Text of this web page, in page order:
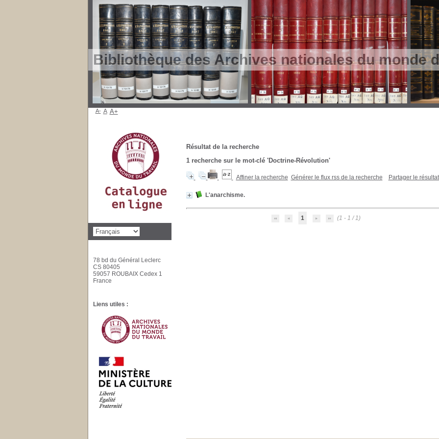
Bibliothèque des Archives nationales du monde
Résultat de la recherche
1recherche sur le mot-clé 'Doctrine-Révolution'
Affiner la recherche Générer le flux rss de la recherche Partager le
L'anarchisme.
1 (1 - 1 / 1)
A- A A+
78 bd du Général Leclerc
CS 80405
59057 ROUBAIX Cedex 1
France
Liens utiles :